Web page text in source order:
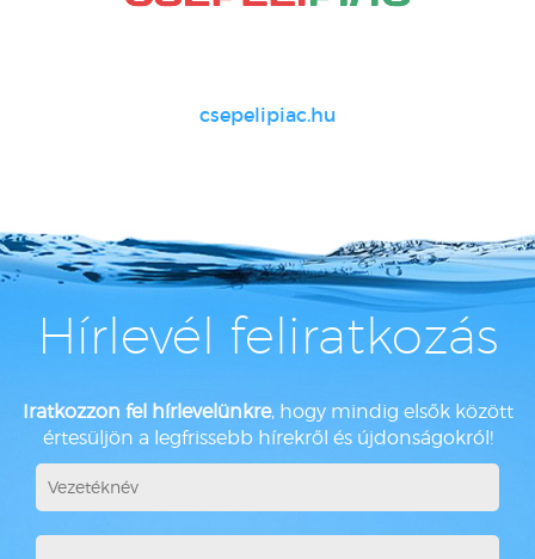
csepelipiac.hu
Hírlevél feliratkozás
Iratkozzon fel hírlevelünkre, hogy mindig elsők között
értesüljön a legfrissebb hírekről és újdonságokról!